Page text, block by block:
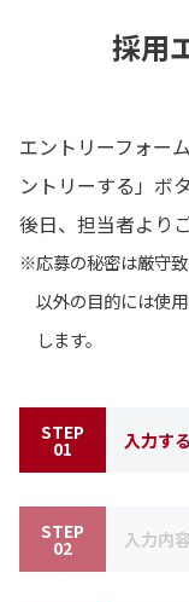
採用
エントリーフォー
ントリーする」ボ
後日、担当者より
※応募の秘密は厳守
以外の目的には使
します。
STEP
01 入力する
STEP
02 入力内